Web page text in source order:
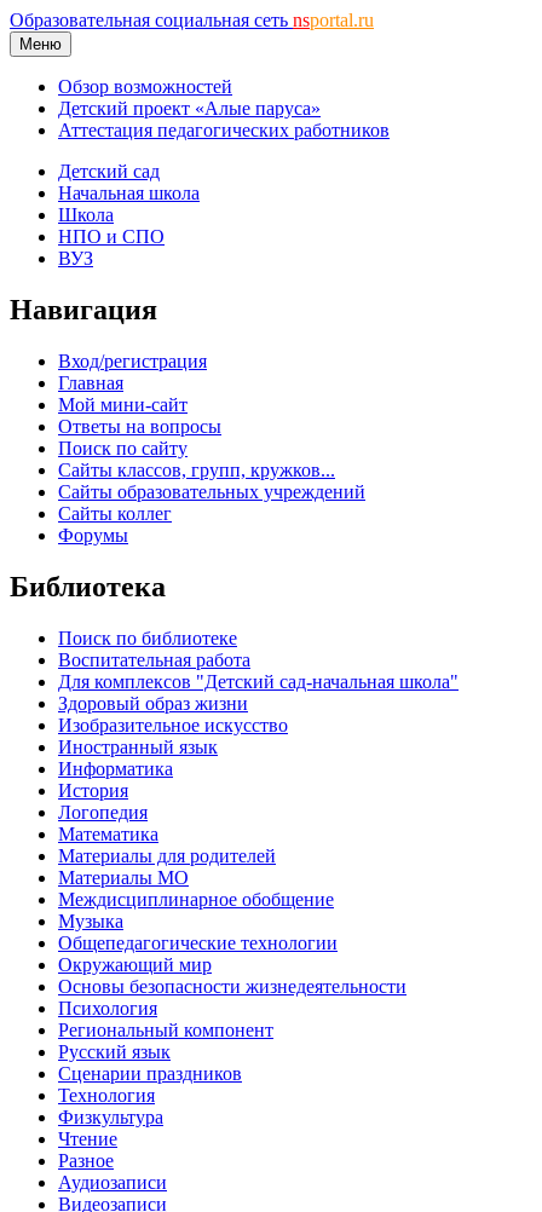
Образовательная социальная сеть nsportal.ru
Меню
Обзор возможностей
Детский проект «Алые паруса»
Аттестация педагогических работников
Детский сад
Начальная школа
Школа
НПО и СПО
ВУЗ
Навигация
Вход/регистрация
Главная
Мой мини-сайт
Ответы на вопросы
Поиск по сайту
Сайты классов, групп, кружков...
Сайты образовательных учреждений
Сайты коллег
Форумы
Библиотека
Поиск по библиотеке
Воспитательная работа
Для комплексов "Детский сад-начальная школа"
Здоровый образ жизни
Изобразительное искусство
Иностранный язык
Информатика
История
Логопедия
Математика
Материалы для родителей
Материалы МО
Междисциплинарное обобщение
Музыка
Общепедагогические технологии
Окружающий мир
Основы безопасности жизнедеятельности
Психология
Региональный компонент
Русский язык
Сценарии праздников
Технология
Физкультура
Чтение
Разное
Аудиозаписи
Видеозаписи